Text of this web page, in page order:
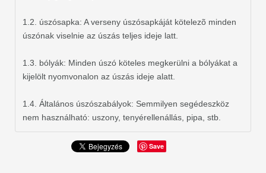
1.2. úszósapka: A verseny úszósapkáját kötelezõ minden
úszónak viselnie az úszás teljes ideje latt.
1.3. bólyák: Minden úszó köteles megkerülni a bólyákat a
kijelölt nyomvonalon az úszás ideje alatt.
1.4. Általános úszószabályok: Semmilyen segédeszköz
nem használható: uszony, tenyérellenállás, pipa, stb.
Save